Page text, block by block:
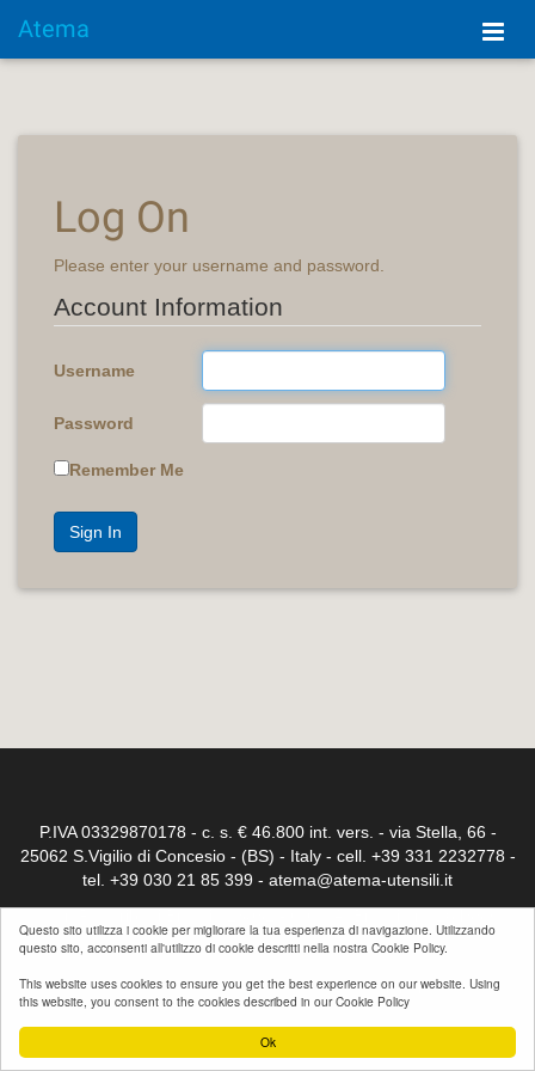
Ok
Questo sito utilizza i cookie per migliorare la tua esperienza di navigazione. Utilizzando
questo sito, acconsenti all'utilizzo di cookie descritti nella nostra Cookie Policy.
This website uses cookies to ensure you get the best experience on our website. Using
this website, you consent to the cookies described in our Cookie Policy
Atema
Log On
Please enter your username and password.
Account Information
Username
Password
Remember Me
Sign In
P.IVA 03329870178 - c. s. € 46.800 int. vers. - via Stella, 66 -
25062 S.Vigilio di Concesio - (BS) - Italy - cell. +39 331 2232778 -
tel. +39 030 21 85 399 - atema@atema-utensili.it
© 2017 Atema. All rights reserved. Sign In